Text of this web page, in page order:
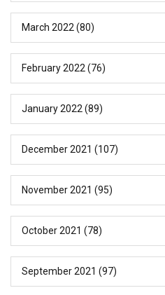
March 2022 (80)
February 2022 (76)
January 2022 (89)
December 2021 (107)
November 2021 (95)
October 2021 (78)
September 2021 (97)